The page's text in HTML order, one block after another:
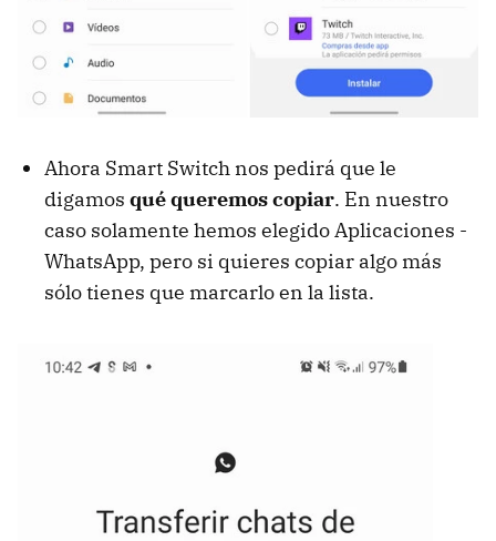
Ahora Smart Switch nos pedirá que le
digamos qué queremos copiar. En nuestro
caso solamente hemos elegido Aplicaciones -
WhatsApp, pero si quieres copiar algo más
sólo tienes que marcarlo en la lista.